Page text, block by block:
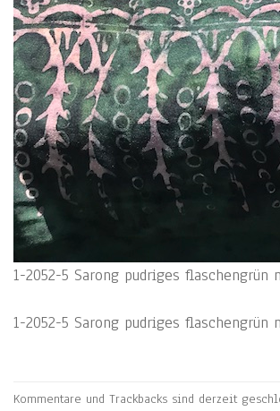
1-2052-5 Sarong pudriges
1-2052-5 Sarong pudriges
Kommentare und Trackbacks sind derzeit